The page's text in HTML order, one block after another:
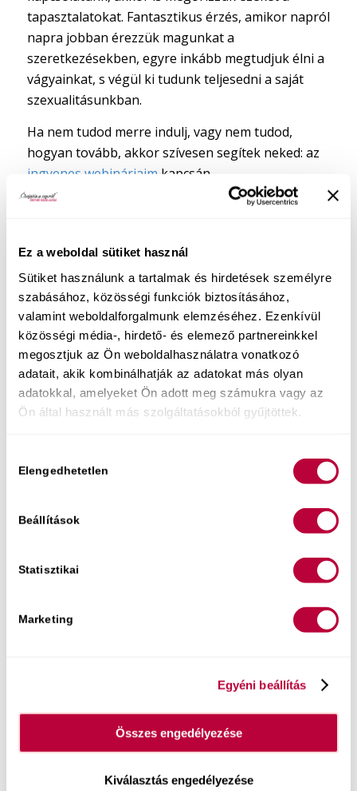
Ez a weboldal sütiket használ
Sütiket használunk a tartalmak és hirdetések személyre
szabásához, közösségi funkciók biztosításához,
valamint weboldalforgalmunk elemzéséhez. Ezenkívül
közösségi média-, hirdető- és elemező partnereinkkel
megosztjuk az Ön weboldalhasználatra vonatkozó
adatait, akik kombinálhatják az adatokat más olyan
adatokkal, amelyeket Ön adott meg számukra vagy az
Ön által használt más szolgáltatásokból gyűjtöttek.
kiválasztása
Elengedhetetlen
Beállítások
Statisztikai
Marketing
Egyéni beállítás
Összes engedélyezése
Kiválasztás engedélyezése
tapasztalatokat. Fantasztikus érzés, amikor napról
napra jobban érezzük magunkat a
szeretkezésekben, egyre inkább megtudjuk élni a
vágyainkat, s végül ki tudunk teljesedni a saját
szexualitásunkban.
Ha nem tudod merre indulj, vagy nem tudod,
hogyan tovább, akkor szívesen segítek neked: az
ingyenes webinárjaim kapcsán
kiderülhet számodra, hol tartasz most az
mire van szükség ahhoz, hogy elérd, amit
szeretnél
a szex terén.
Tarts velem, találkozzunk!
2022 NOVEMBER 23. / SZERZŐ:POLILILI
Élő online előadáson segítek neked a
mindennapokba visszahozni az intimitást és
minőségi szexuális kapcsolódást. Az alkalom 2.
felében kérdezhetsz is – szexológusként
megoldási stratégiákat adok a te egyedi